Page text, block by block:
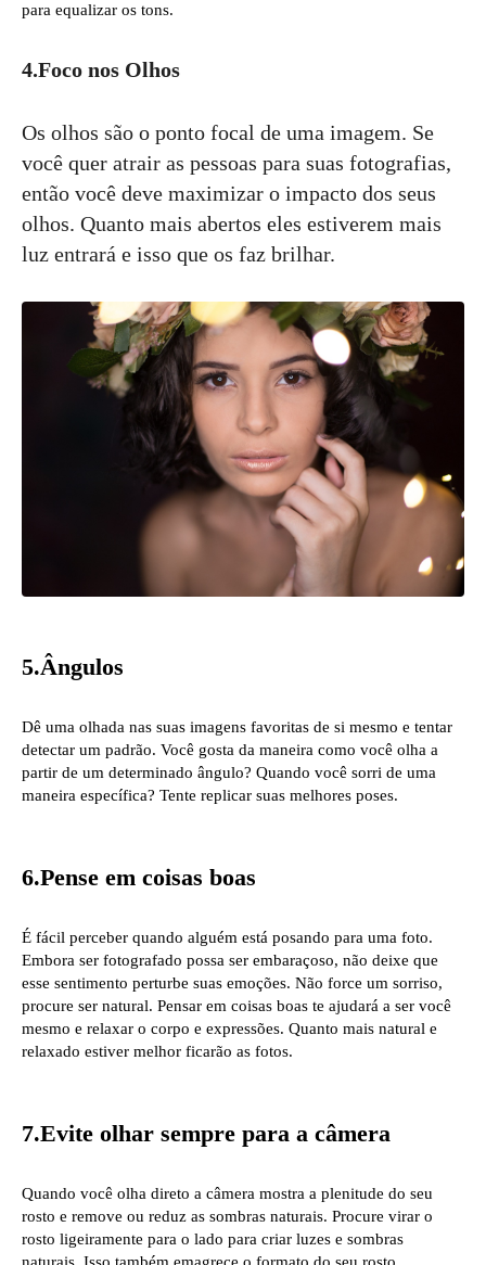
para equalizar os tons.
4.Foco nos Olhos
Os olhos são o ponto focal de uma imagem. Se
você quer atrair as pessoas para suas fotografias,
então você deve maximizar o impacto dos seus
olhos. Quanto mais abertos eles estiverem mais
luz entrará e isso que os faz brilhar.
5.Ângulos
Dê uma olhada nas suas imagens favoritas de si mesmo e tentar
detectar um padrão. Você gosta da maneira como você olha a
partir de um determinado ângulo? Quando você sorri de uma
maneira específica? Tente replicar suas melhores poses.
6.Pense em coisas boas
É fácil perceber quando alguém está posando para uma foto.
Embora ser fotografado possa ser embaraçoso, não deixe que
esse sentimento perturbe suas emoções. Não force um sorriso,
procure ser natural. Pensar em coisas boas te ajudará a ser você
mesmo e relaxar o corpo e expressões. Quanto mais natural e
relaxado estiver melhor ficarão as fotos.
7.Evite olhar sempre para a câmera
Quando você olha direto a câmera mostra a plenitude do seu
rosto e remove ou reduz as sombras naturais. Procure virar o
rosto ligeiramente para o lado para criar luzes e sombras